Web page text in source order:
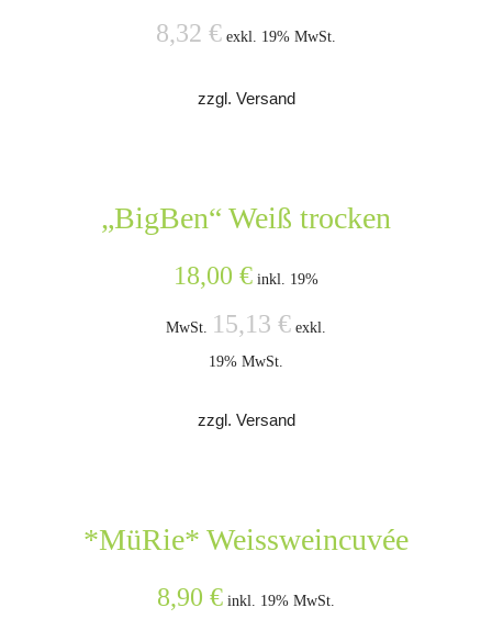
8,32 € exkl. 19% MwSt.
zzgl. Versand
„BigBen“ Weiß trocken
18,00 € inkl. 19%
MwSt. 15,13 € exkl.
19% MwSt.
zzgl. Versand
*MüRie* Weissweincuvée
8,90 € inkl. 19% MwSt.